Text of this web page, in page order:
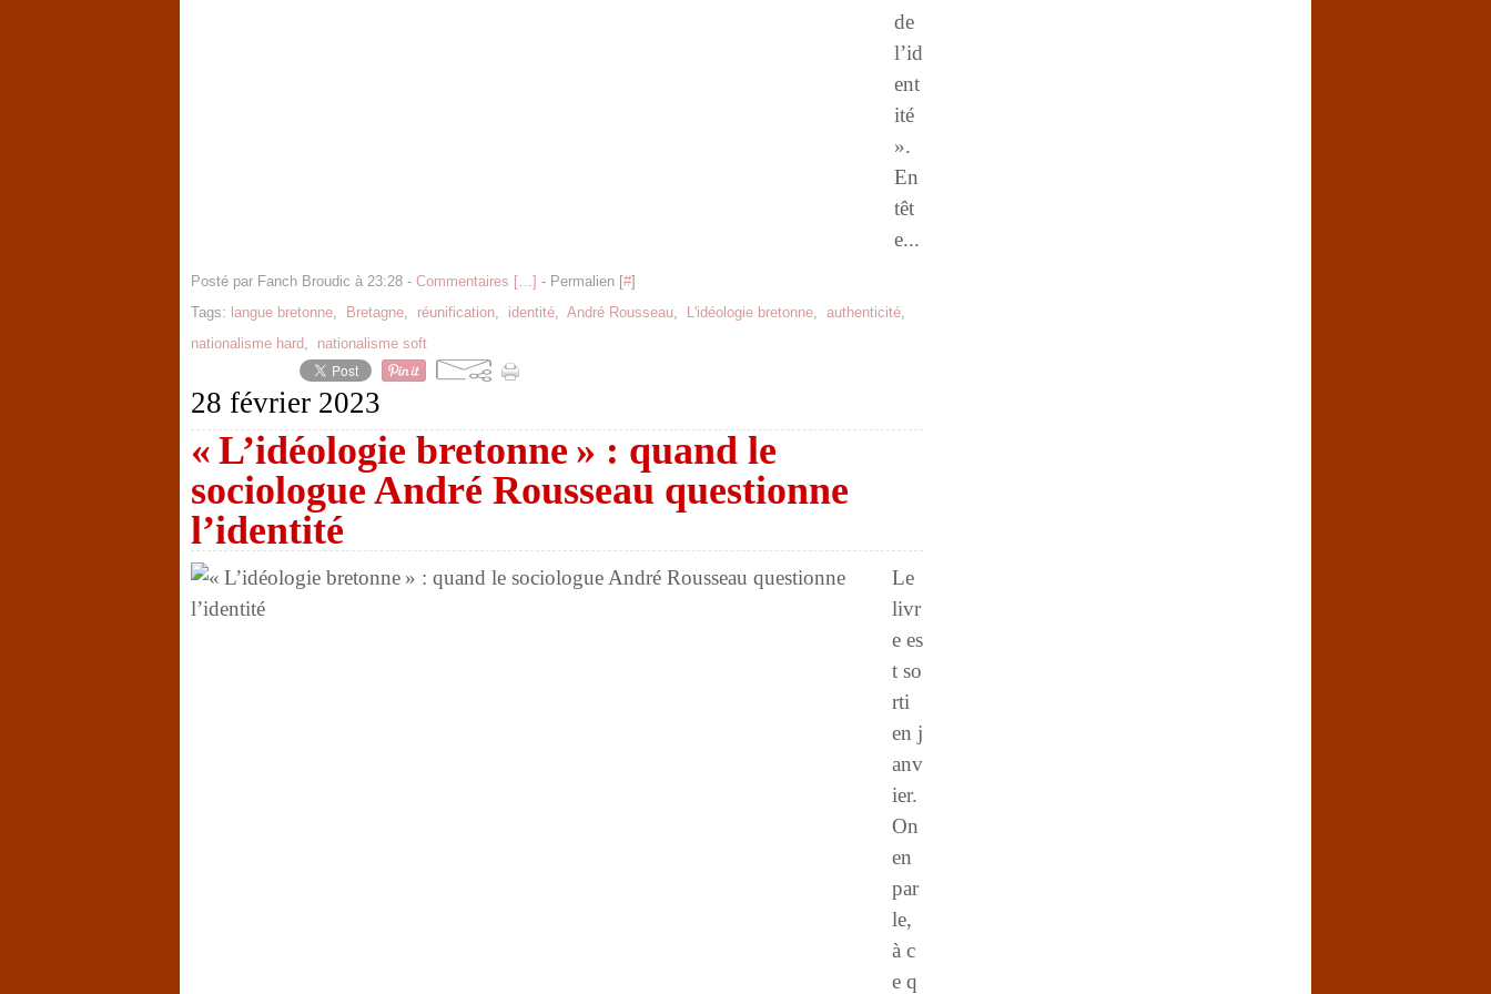
de
l’id
ent
ité
».
En
têt
e...
Posté par Fanch Broudic à 23:28 - Commentaires […] - Permalien [#]
Tags: langue bretonne, Bretagne, réunification, identité, André Rousseau, L'idéologie bretonne, authenticité,
nationalisme hard, nationalisme soft
28 février 2023
« L’idéologie bretonne » : quand le
sociologue André Rousseau questionne
l’identité
Le
livr
e es
t so
rti
en j
anv
ier.
On
en
par
le,
à c
e q